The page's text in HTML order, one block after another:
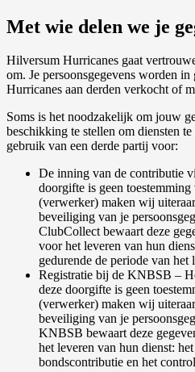
Met wie delen we je
Hilversum Hurricanes gaat
om. Je persoonsgegevens worden
Hurricanes aan derden verkocht of
Soms is het noodzakelijk om jouw
beschikking te stellen om diensten
gebruik van een derde partij voor:
De inning van de contributie
doorgifte is geen
(verwerker) maken wij
beveiliging van je
ClubCollect bewaart deze
voor het leveren van hun
gedurende de periode van het
Registratie bij de KNBSB –
deze doorgifte is geen
(verwerker) maken wij
beveiliging van je
KNBSB bewaart deze
het leveren van hun dienst:
bondscontributie en het